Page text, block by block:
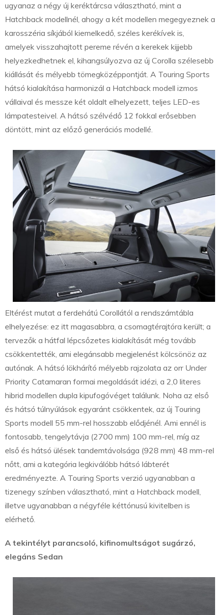
ugyanaz a négy új keréktárcsa választható, mint a
Hatchback modellnél, ahogy a két modellen megegyeznek a
karosszéria síkjából kiemelkedő, széles kerékívek is,
amelyek visszahajtott pereme révén a kerekek kijjebb
helyezkedhetnek el, kihangsúlyozva az új Corolla szélesebb
kiállását és mélyebb tömegközéppontját. A Touring Sports
hátsó kialakítása harmonizál a Hatchback modell izmos
vállaival és messze két oldalt elhelyezett, teljes LED-es
lámpatesteivel. A hátsó szélvédő 12 fokkal erősebben
döntött, mint az előző generációs modellé.
Eltérést mutat a ferdehátú Corollától a rendszámtábla
elhelyezése: ez itt magasabbra, a csomagtérajtóra került; a
tervezők a hátfal lépcsőzetes kialakítását még tovább
csökkentették, ami elegánsabb megjelenést kölcsönöz az
autónak. A hátsó lökhárító mélyebb rajzolata az orr Under
Priority Catamaran formai megoldását idézi, a 2,0 literes
hibrid modellen dupla kipufogóvéget találunk. Noha az első
és hátsó túlnyúlások egyaránt csökkentek, az új Touring
Sports modell 55 mm-rel hosszabb elődjénél. Ami ennél is
fontosabb, tengelytávja (2700 mm) 100 mm-rel, míg az
első és hátsó ülések tandemtávolsága (928 mm) 48 mm-rel
nőtt, ami a kategória legkiválóbb hátsó lábterét
eredményezte. A Touring Sports verzió ugyanabban a
tizenegy színben választható, mint a Hatchback modell,
illetve ugyanabban a négyféle kéttónusú kivitelben is
elérhető.
A tekintélyt parancsoló, kifinomultságot sugárzó,
elegáns Sedan